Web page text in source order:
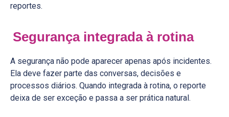
reportes.
Segurança integrada à rotina
A segurança não pode aparecer apenas após incidentes.
Ela deve fazer parte das conversas, decisões e
processos diários. Quando integrada à rotina, o reporte
deixa de ser exceção e passa a ser prática natural.